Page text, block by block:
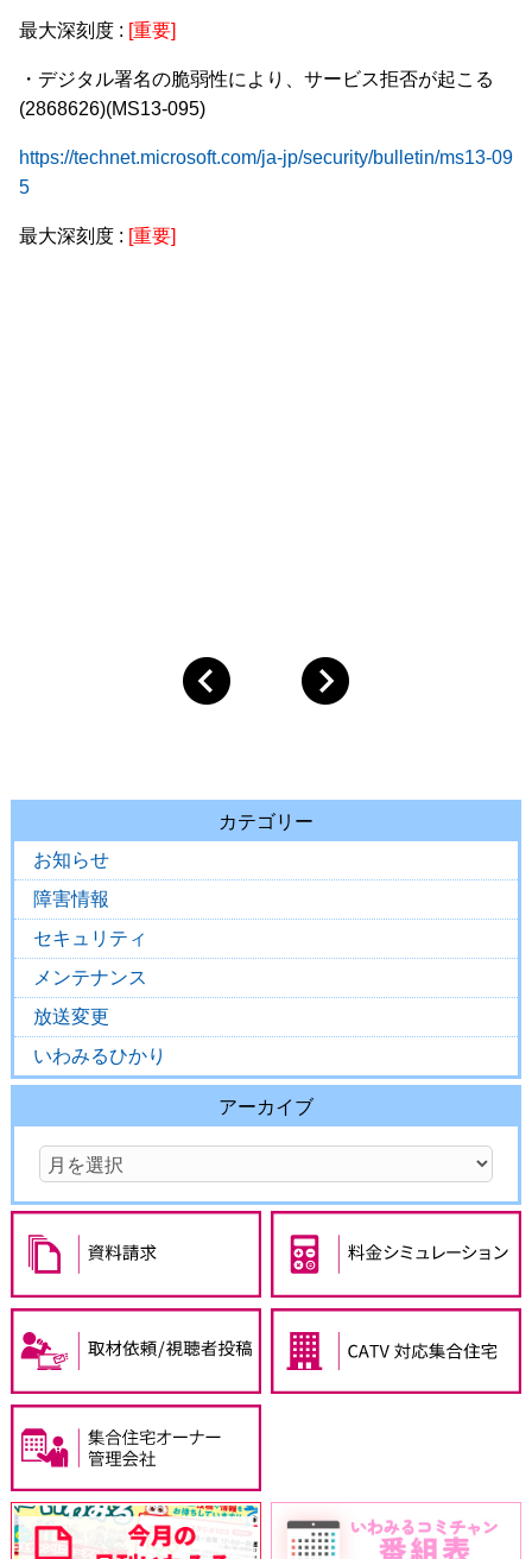
最大深刻度 : [重要]
・デジタル署名の脆弱性により、サービス拒否が起こる
(2868626)(MS13-095)
https://technet.microsoft.com/ja-jp/security/bulletin/ms13-09
5
最大深刻度 : [重要]
カテゴリー
お知らせ
障害情報
セキュリティ
メンテナンス
放送変更
いわみるひかり
アーカイブ